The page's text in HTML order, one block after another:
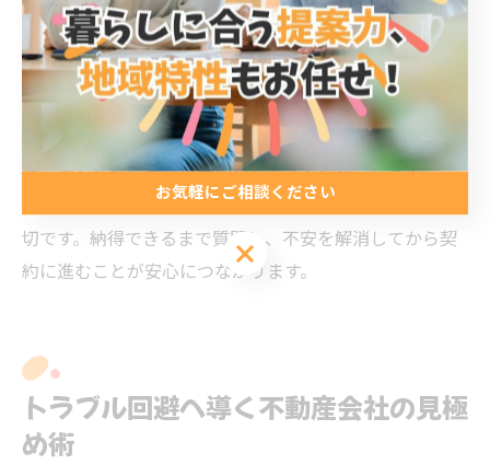
れます。逆に「何度も電話がかかってきて困った」など
の声がある場合は、慎重に検討したほうがよいでしょ
う。
営業スタイルによるトラブルを避けるためには、最初の
問い合わせ時に自分の希望やペースを明確に伝えるこ
と、複数社を比較して自分に合った会社を選ぶことが大
切です。納得できるまで質問し、不安を解消してから契
約に進むことが安心につながります。
トラブル回避へ導く不動産会社の見極
め術
お気軽にご相談ください
お気軽にご相談ください